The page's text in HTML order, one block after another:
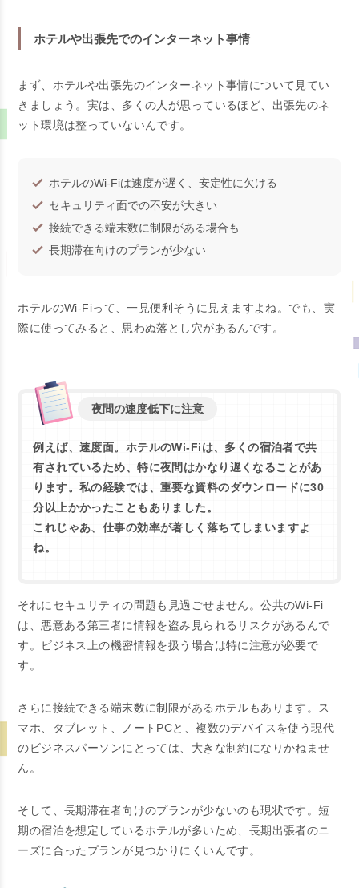
ホテルや出張先でのインターネット事情
まず、ホテルや出張先のインターネット事情について見てい
きましょう。実は、多くの人が思っているほど、出張先のネ
ット環境は整っていないんです。
ホテルのWi-Fiは速度が遅く、安定性に欠ける
セキュリティ面での不安が大きい
接続できる端末数に制限がある場合も
長期滞在向けのプランが少ない
ホテルのWi-Fiって、一見便利そうに見えますよね。でも、実
際に使ってみると、思わぬ落とし穴があるんです。
夜間の速度低下に注意
例えば、速度面。ホテルのWi-Fiは、多くの宿泊者で共
有されているため、特に夜間はかなり遅くなることがあ
ります。私の経験では、重要な資料のダウンロードに30
分以上かかったこともありました。
これじゃあ、仕事の効率が著しく落ちてしまいますよ
ね。
それにセキュリティの問題も見過ごせません。公共のWi-Fi
は、悪意ある第三者に情報を盗み見られるリスクがあるんで
す。ビジネス上の機密情報を扱う場合は特に注意が必要で
す。
さらに接続できる端末数に制限があるホテルもあります。ス
マホ、タブレット、ノートPCと、複数のデバイスを使う現代
のビジネスパーソンにとっては、大きな制約になりかねませ
ん。
そして、長期滞在者向けのプランが少ないのも現状です。短
期の宿泊を想定しているホテルが多いため、長期出張者のニ
ーズに合ったプランが見つかりにくいんです。